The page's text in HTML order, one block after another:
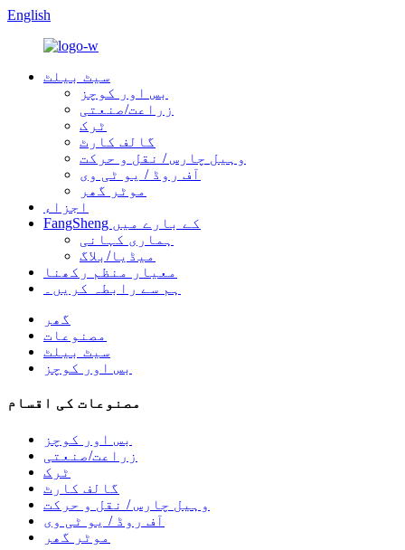
English
سیٹ بیلٹ
بس اور کوچز
زراعت/صنعتی
ٹرک
گالف کارٹ
وہیل چارس / نقل و حرکت
آف روڈ / یو ٹی وی
موٹر گھر
اجزاء
FangSheng کے بارے میں
ہماری کہانی
میڈیا/بلاگ
معیار منظم رکھنا
ہم سے رابطہ کریں۔
گھر
مصنوعات
سیٹ بیلٹ
بس اور کوچز
مصنوعات کی اقسام
بس اور کوچز
زراعت/صنعتی
ٹرک
گالف کارٹ
وہیل چارس / نقل و حرکت
آف روڈ / یو ٹی وی
موٹر گھر